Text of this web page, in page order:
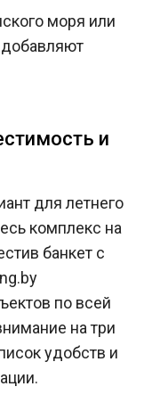
моря или
добавляют
и
для летнего
комплекс на
банкет с
по всей
на три
удобств и